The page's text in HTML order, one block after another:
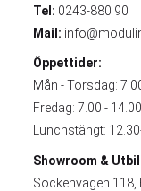
Tel: 0243-880 90
Mail:
Öppettider:
Mån - Torsdag:
Fredag: 7.00 - 14.00
Lunchstängt:
Showroom &
Sockenvägen 118,